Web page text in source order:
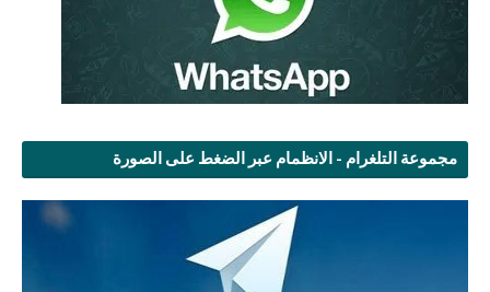
مجموعة التلغرام - الانظمام عبر الضغط على الصورة